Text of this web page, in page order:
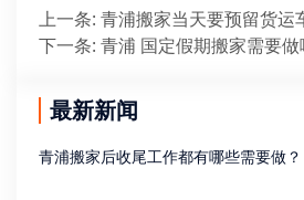
上一条: 青浦搬家当天要预留货运
下一条: 青浦 国定假期搬家需要做
最新新闻
青浦搬家后收尾工作都有哪些需要做？